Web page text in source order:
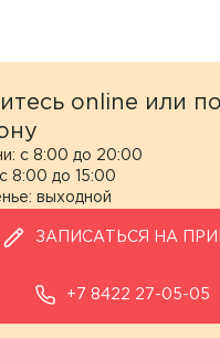
online или по
с 8:00 до 20:00
8:00 до 15:00
выходной
ЗАПИСАТЬСЯ НА
+7 8422 27-05-05
Анатольевна
Александровна
Володиевна
Михайловна
Галина Викторовна
томография
диагностика
диагностика